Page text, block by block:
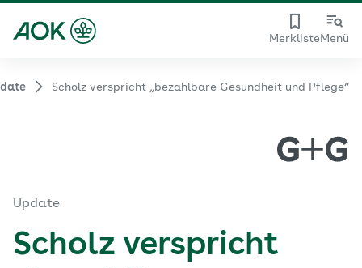
MerklisteMenü
Scholz verspricht „bezahlbare Gesundheit und Pflege“
Update
Scholz verspricht